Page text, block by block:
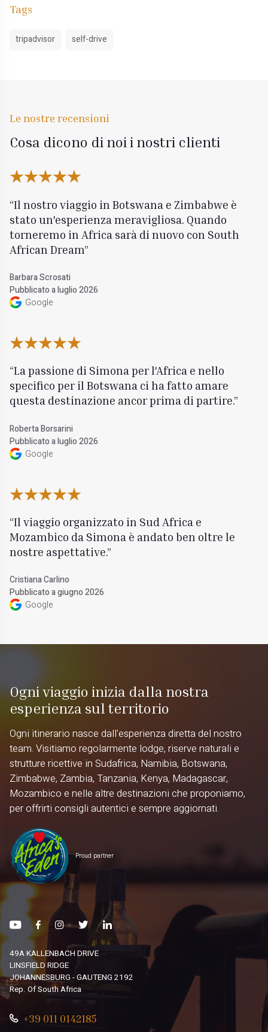
Tags
tripadvisor self-drive
Le nostre recensioni
Cosa dicono di noi i nostri clienti
Il nostro viaggio in Botswana e Zimbabwe è
stato un'esperienza meravigliosa. Quando
torneremo in Africa sarà di nuovo con South
African Dream
Barbara Scrosati
Pubblicato a luglio 2026
Google
La passione di Simona per l'Africa e nello
specifico per il Botswana ci ha fatto amare
questa destinazione ancor prima di partire.
Roberta Borsarini
Pubblicato a luglio 2026
Google
Il viaggio organizzato in Sud Africa e
Mozambico da Simona è andato ben oltre le
nostre aspettative.
Cristiana Carlino
Pubblicato a giugno 2026
Google
Ogni viaggio inizia dalla nostra
esperienza sul territorio
Ogni itinerario nasce dall'esperienza diretta del nostro
team. Visitiamo regolarmente lodge, riserve naturali e
strutture ricettive in Sudafrica, Namibia, Botswana,
Zimbabwe, Zambia, Tanzania, Kenya, Madagascar,
Mozambico e nelle altre destinazioni che proponiamo,
per offrirti consigli autentici e sempre aggiornati.
Proud partner
49A KALLENBACH DRIVE
LINSFIELD RIDGE
JOHANNESBURG - GAUTENG 2192
Rep. Of South Africa
+39 011 0142185